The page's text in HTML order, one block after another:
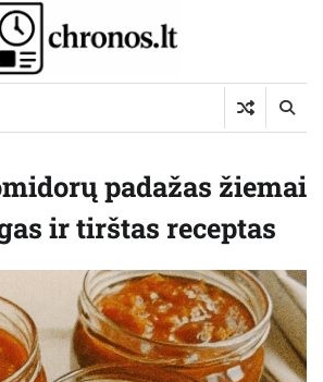
padažas žiemai
ir tirštas receptas